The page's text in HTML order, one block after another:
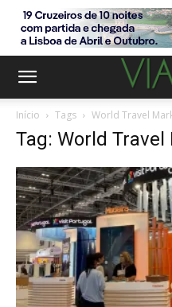
Início Tags World Travel
Tag: World